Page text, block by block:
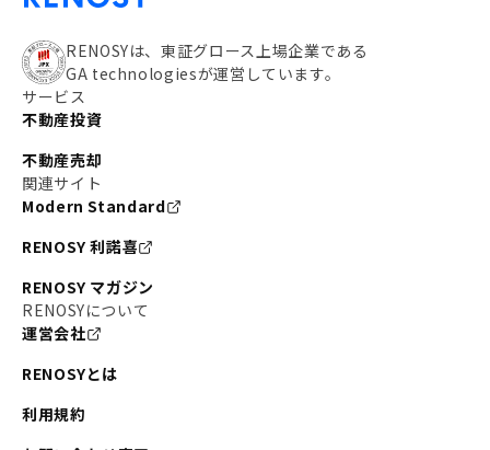
RENOSYは、東証グロース上場企業である
GA technologiesが運営しています。
サービス
不動産投資
不動産売却
関連サイト
Modern Standard
RENOSY 利諾喜
RENOSY マガジン
RENOSYについて
運営会社
RENOSYとは
利用規約